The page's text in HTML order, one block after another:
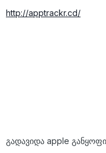
http://apptrackr.cd/
გადავიდა apple